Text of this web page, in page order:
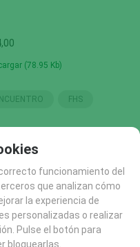
(78.95 Kb)
FHS
RECOMENDAR
funcionamiento del
que analizan cómo
la experiencia de
personalizadas o realizar
Pulse el botón para
bloquearlas.